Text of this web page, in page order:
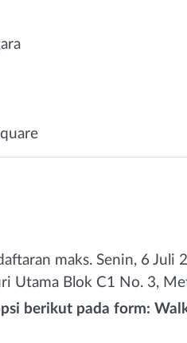
maks. Senin, 6 Juli
Utama Blok C1 No. 3,
berikut pada form: